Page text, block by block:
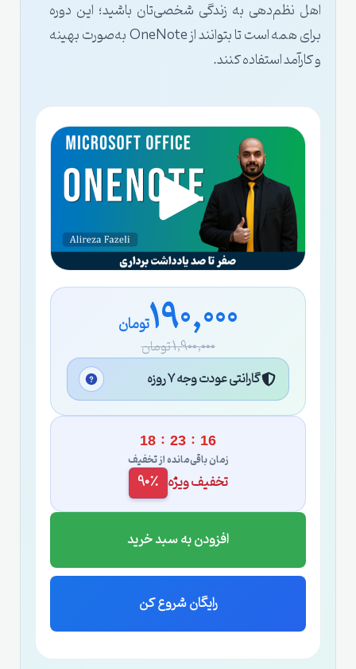
اهل نظم‌دهی به زندگی شخصی‌تان باشید؛ این دوره
برای همه است تا بتوانند از OneNote به‌صورت بهینه
و کارآمد استفاده کنند.
190,000تومان
1,900,000 تومان
گارانتی عودت وجه ۷ روزه
18 : 23 : 15
زمان باقی‌مانده از تخفیف
تخفیف ویژه 90٪
افزودن به سبد خرید
رایگان شروع کن